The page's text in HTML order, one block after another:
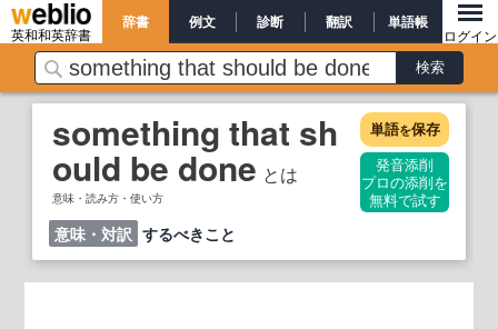
英和和英辞書
辞書 例文 診断 翻訳 単語帳
ログイン
something that sh
ould be done とは
意味・読み方・使い方
単語を保存
発音添削
プロの添削を
無料で試す
意味・対訳 するべきこと